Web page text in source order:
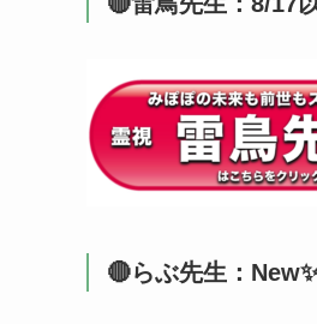
🔴らぶ先生：